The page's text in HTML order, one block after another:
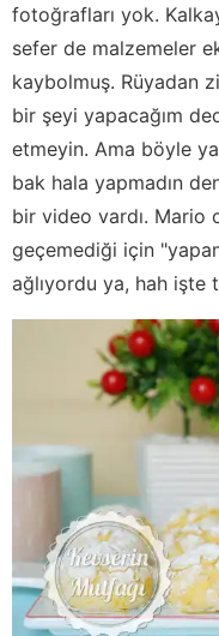
fotoğrafları yok.
sefer de malzemeler
kaybolmuş. Rüyadan
bir şeyi yapacağım
etmeyin. Ama böyle
bak hala yapmadın
bir video vardı. Mario
geçemediği için
ağlıyordu ya, hah işte